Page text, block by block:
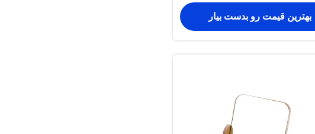
بهترین قیمت رو بدست بیار